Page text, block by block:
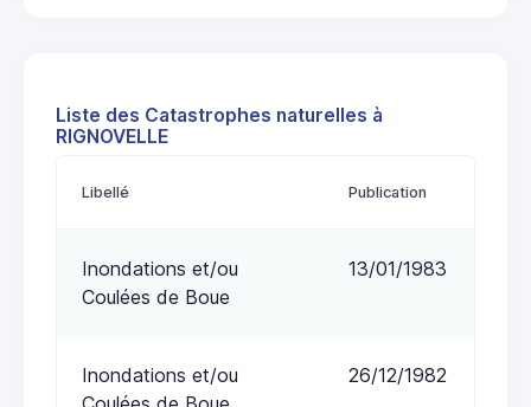
Liste des Catastrophes naturelles à
RIGNOVELLE
Libellé Publication
Inondations et/ou
Coulées de Boue
13/01/1983
Inondations et/ou
26/12/1982